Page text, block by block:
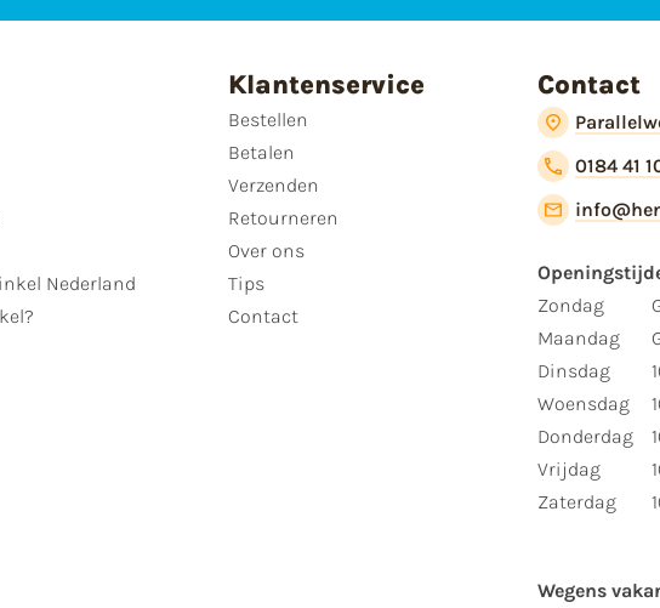
Nederland
Klantenservice
Bestellen
Betalen
Verzenden
Retourneren
Over ons
Tips
Contact
Contact
0184 41
Zondag
Maandag
Dinsdag
Woensdag
Donderdag
Vrijdag
Zaterdag
Wegens